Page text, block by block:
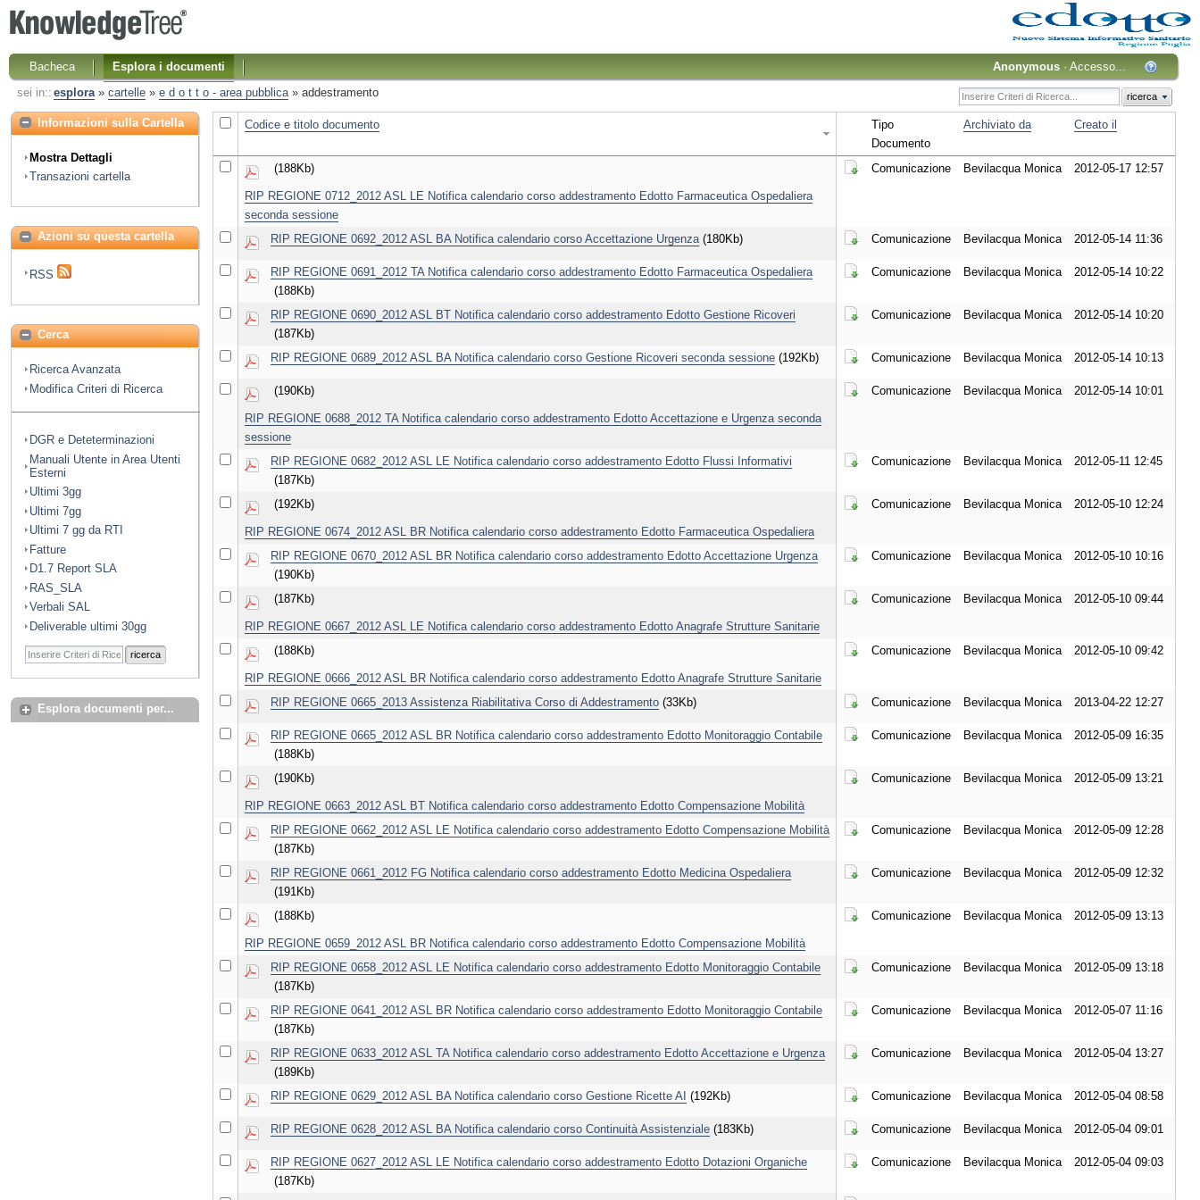
Bacheca Esplora i documenti Anonymous ·Accesso...
sei in:: esplora» cartelle» e d o t t o - area pubblica» addestramento ricerca
Informazioni sulla Cartella
Mostra Dettagli
Transazioni cartella
Azioni su questa cartella
RSS
Cerca
Ricerca Avanzata
Modifica Criteri di Ricerca
DGR e Deteterminazioni
Manuali Utente in Area Utenti
Esterni
Ultimi 3gg
Ultimi 7gg
Ultimi 7 gg da RTI
Fatture
D1.7 Report SLA
RAS_SLA
Verbali SAL
Deliverable ultimi 30gg
ricerca
Esplora documenti per...
Codice e titolo documento
Tipo
Documento
Archiviato da Creato il
RIP REGIONE 0712_2012 ASL LE Notifica calendario corso addestramento Edotto Farmaceutica Ospedaliera
seconda sessione
(188Kb)
Comunicazione Bevilacqua Monica 2012-05-17 12:57
RIP REGIONE 0692_2012 ASL BA Notifica calendario corso Accettazione Urgenza(180Kb)
Comunicazione Bevilacqua Monica 2012-05-14 11:36
RIP REGIONE 0691_2012 TA Notifica calendario corso addestramento Edotto Farmaceutica Ospedaliera
(188Kb)
Comunicazione Bevilacqua Monica 2012-05-14 10:22
RIP REGIONE 0690_2012 ASL BT Notifica calendario corso addestramento Edotto Gestione Ricoveri
(187Kb)
Comunicazione Bevilacqua Monica 2012-05-14 10:20
RIP REGIONE 0689_2012 ASL BA Notifica calendario corso Gestione Ricoveri seconda sessione(192Kb)
Comunicazione Bevilacqua Monica 2012-05-14 10:13
RIP REGIONE 0688_2012 TA Notifica calendario corso addestramento Edotto Accettazione e Urgenza seconda
sessione
(190Kb)
Comunicazione Bevilacqua Monica 2012-05-14 10:01
RIP REGIONE 0682_2012 ASL LE Notifica calendario corso addestramento Edotto Flussi Informativi
(187Kb)
Comunicazione Bevilacqua Monica 2012-05-11 12:45
RIP REGIONE 0674_2012 ASL BR Notifica calendario corso addestramento Edotto Farmaceutica Ospedaliera
(192Kb)
Comunicazione Bevilacqua Monica 2012-05-10 12:24
RIP REGIONE 0670_2012 ASL BR Notifica calendario corso addestramento Edotto Accettazione Urgenza
(190Kb)
Comunicazione Bevilacqua Monica 2012-05-10 10:16
RIP REGIONE 0667_2012 ASL LE Notifica calendario corso addestramento Edotto Anagrafe Strutture Sanitarie
(187Kb)
Comunicazione Bevilacqua Monica 2012-05-10 09:44
RIP REGIONE 0666_2012 ASL BR Notifica calendario corso addestramento Edotto Anagrafe Strutture Sanitarie
(188Kb)
Comunicazione Bevilacqua Monica 2012-05-10 09:42
RIP REGIONE 0665_2013 Assistenza Riabilitativa Corso di Addestramento(33Kb)
Comunicazione Bevilacqua Monica 2013-04-22 12:27
RIP REGIONE 0665_2012 ASL BR Notifica calendario corso addestramento Edotto Monitoraggio Contabile
(188Kb)
Comunicazione Bevilacqua Monica 2012-05-09 16:35
RIP REGIONE 0663_2012 ASL BT Notifica calendario corso addestramento Edotto Compensazione Mobilità
(190Kb)
Comunicazione Bevilacqua Monica 2012-05-09 13:21
RIP REGIONE 0662_2012 ASL LE Notifica calendario corso addestramento Edotto Compensazione Mobilità
(187Kb)
Comunicazione Bevilacqua Monica 2012-05-09 12:28
RIP REGIONE 0661_2012 FG Notifica calendario corso addestramento Edotto Medicina Ospedaliera
(191Kb)
Comunicazione Bevilacqua Monica 2012-05-09 12:32
RIP REGIONE 0659_2012 ASL BR Notifica calendario corso addestramento Edotto Compensazione Mobilità
(188Kb)
Comunicazione Bevilacqua Monica 2012-05-09 13:13
RIP REGIONE 0658_2012 ASL LE Notifica calendario corso addestramento Edotto Monitoraggio Contabile
(187Kb)
Comunicazione Bevilacqua Monica 2012-05-09 13:18
RIP REGIONE 0641_2012 ASL BR Notifica calendario corso addestramento Edotto Monitoraggio Contabile
(187Kb)
Comunicazione Bevilacqua Monica 2012-05-07 11:16
RIP REGIONE 0633_2012 ASL TA Notifica calendario corso addestramento Edotto Accettazione e Urgenza
(189Kb)
Comunicazione Bevilacqua Monica 2012-05-04 13:27
RIP REGIONE 0629_2012 ASL BA Notifica calendario corso Gestione Ricette AI (192Kb)
Comunicazione Bevilacqua Monica 2012-05-04 08:58
RIP REGIONE 0628_2012 ASL BA Notifica calendario corso Continuità Assistenziale(183Kb)
Comunicazione Bevilacqua Monica 2012-05-04 09:01
RIP REGIONE 0627_2012 ASL LE Notifica calendario corso addestramento Edotto Dotazioni Organiche
(187Kb)
Comunicazione Bevilacqua Monica 2012-05-04 09:03